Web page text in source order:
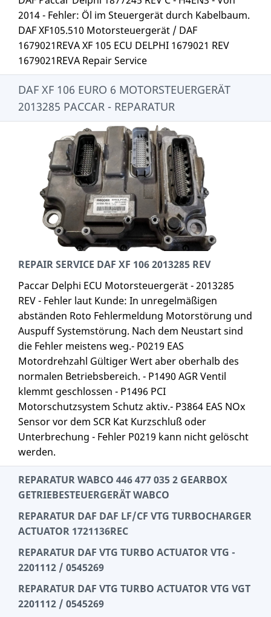
2014 - Fehler: Öl im Steuergerät durch Kabelbaum.
DAF XF105.510 Motorsteuergerät / DAF
1679021REVA XF 105 ECU DELPHI 1679021 REV
1679021REVA Repair Service
DAF XF 106 EURO 6 MOTORSTEUERGERÄT
2013285 PACCAR - REPARATUR
REPAIR SERVICE DAF XF 106 2013285 REV
Paccar Delphi ECU Motorsteuergerät - 2013285
REV - Fehler laut Kunde: In unregelmäßigen
abständen Roto Fehlermeldung Motorstörung und
Auspuff Systemstörung. Nach dem Neustart sind
die Fehler meistens weg.- P0219 EAS
Motordrehzahl Gültiger Wert aber oberhalb des
normalen Betriebsbereich. - P1490 AGR Ventil
klemmt geschlossen - P1496 PCI
Motorschutzsystem Schutz aktiv.- P3864 EAS NOx
Sensor vor dem SCR Kat Kurzschluß oder
Unterbrechung - Fehler P0219 kann nicht gelöscht
werden.
REPARATUR WABCO 446 477 035 2 GEARBOX
GETRIEBESTEUERGERÄT WABCO
REPARATUR DAF DAF LF/CF VTG TURBOCHARGER
ACTUATOR 1721136REC
REPARATUR DAF VTG TURBO ACTUATOR VTG -
2201112 / 0545269
REPARATUR DAF VTG TURBO ACTUATOR VTG VGT
2201112 / 0545269